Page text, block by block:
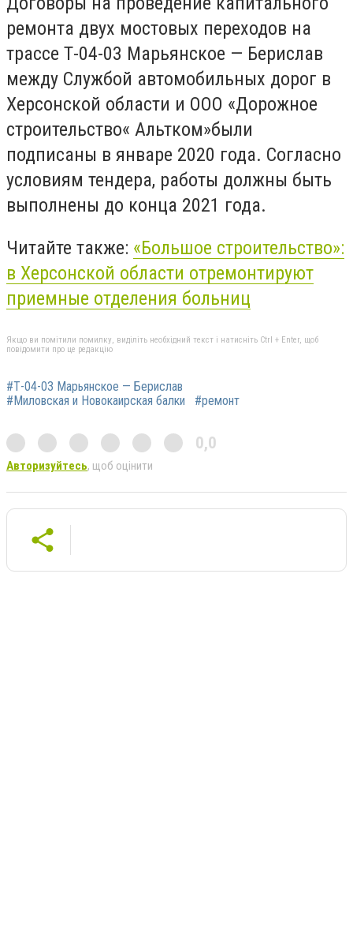
ремонта двух мостовых переходов на
трассе Т-04-03 Марьянское — Берислав
между Службой автомобильных дорог в
Херсонской области и ООО «Дорожное
строительство« Альтком»были
подписаны в январе 2020 года. Согласно
условиям тендера, работы должны быть
выполнены до конца 2021 года.
Читайте также: «Большое строительство»:
в Херсонской области отремонтируют
приемные отделения больниц
Якщо ви помітили помилку, виділіть необхідний текст і натисніть Ctrl + Enter, щоб
повідомити про це редакцію
#Т-04-03 Марьянское — Берислав
#Миловская и Новокаирская балки
#ремонт
0,0
Авторизуйтесь, щоб оцінити